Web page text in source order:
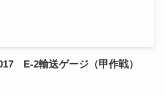
E-2輸送ゲージ（甲作戦）